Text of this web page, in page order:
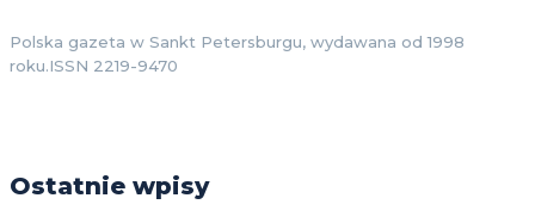
Polska gazeta w Sankt Petersburgu, wydawana od 1998
roku.ISSN 2219-9470
Ostatnie wpisy